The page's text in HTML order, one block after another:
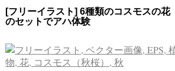
[フリーイラスト] 6種類のコスモスの花
のセットでアハ体験